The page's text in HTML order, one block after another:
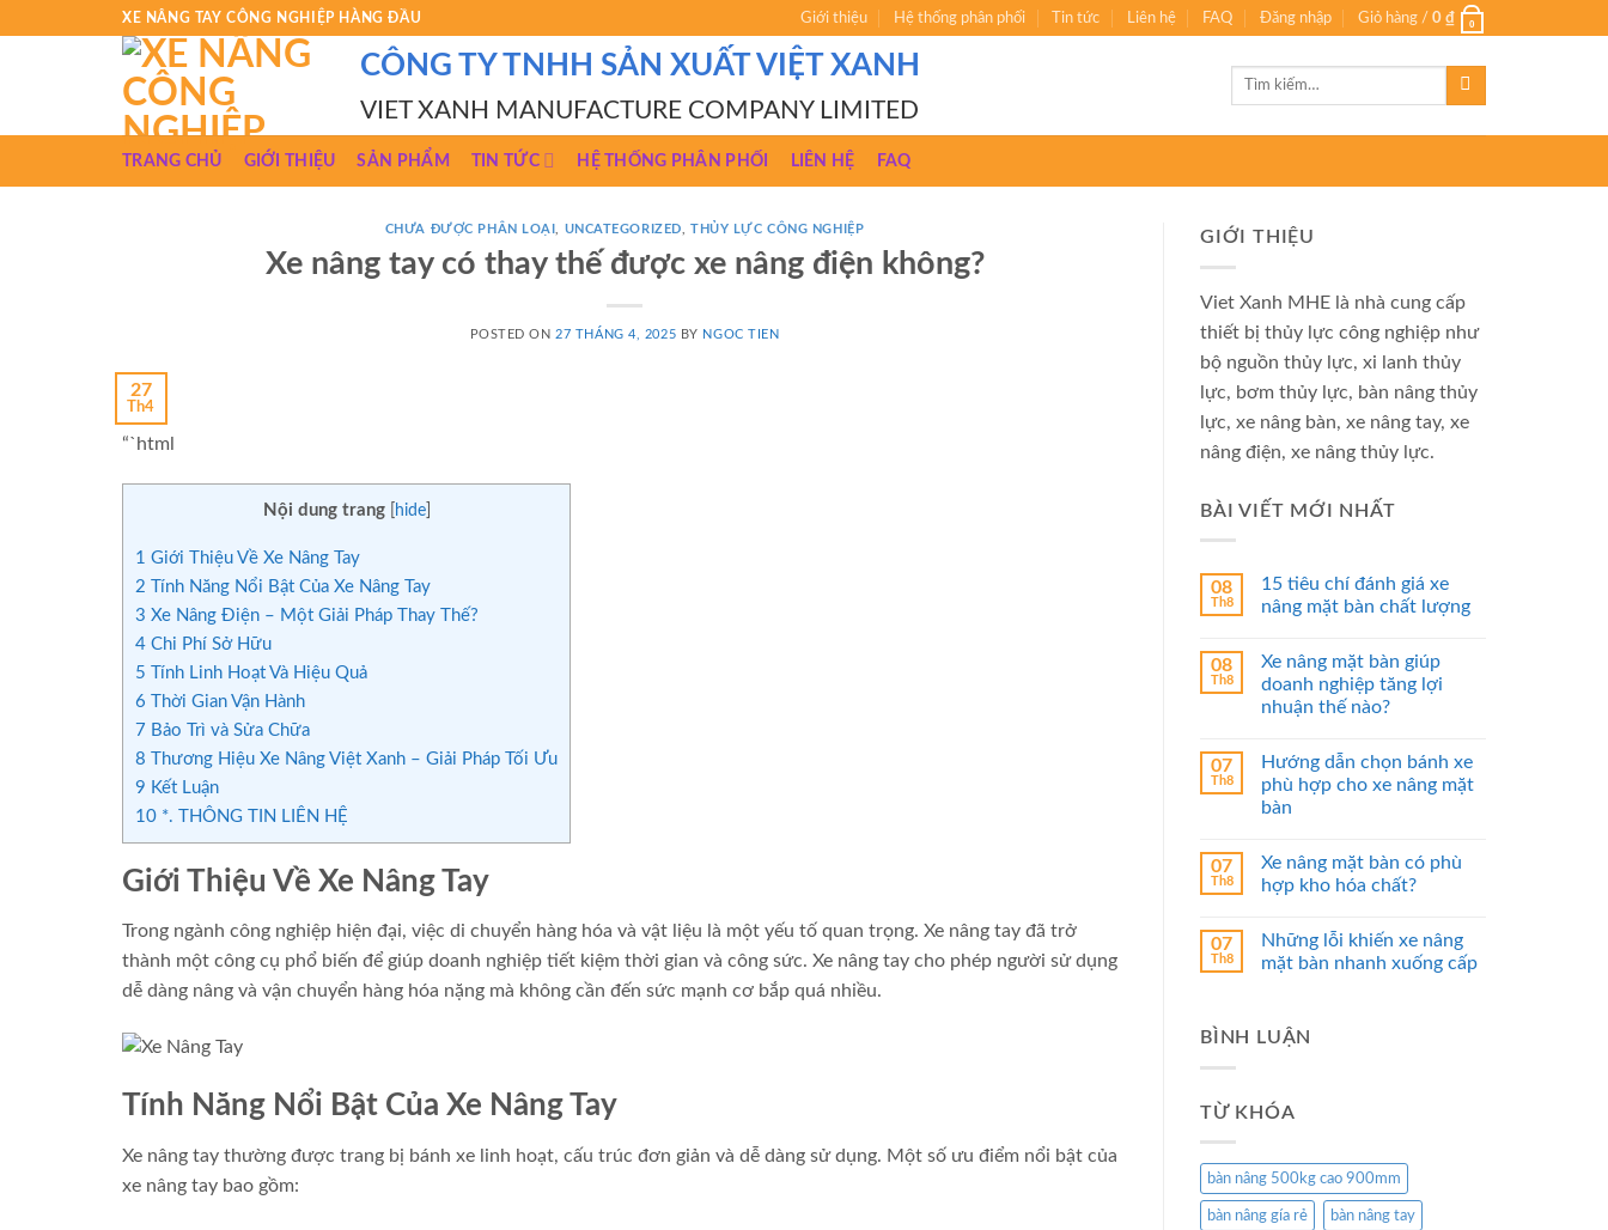
XE NÂNG TAY CÔNG NGHIỆP HÀNG ĐẦU Giới thiệu Hệ thống phân phối Tin tức Liên hệ FAQ Đăng nhập Giỏ hàng / 0 ₫ 0
CÔNG TY TNHH SẢN XUẤT VIỆT XANH
VIET XANH MANUFACTURE COMPANY LIMITED
Tìm
TRANG CHỦ GIỚI THIỆU SẢN PHẨM TIN TỨC HỆ THỐNG PHÂN PHỐI LIÊN HỆ FAQ
CHƯA ĐƯỢC PHÂN LOẠI UNCATEGORIZED THỦY LỰC CÔNG NGHIỆP
Xe nâng tay có thay thế được xe nâng điện không?
POSTED ON 27 THÁNG 4, 2025 BY NGOC TIEN
27
Th4
“`html
Nội dung trang hide]
1 Giới Thiệu Về Xe Nâng Tay
2 Tính Năng Nổi Bật Của Xe Nâng Tay
3 Xe Nâng Điện – Một Giải Pháp Thay Thế?
4 Chi Phí Sở Hữu
5 Tính Linh Hoạt Và Hiệu Quả
6 Thời Gian Vận Hành
7 Bảo Trì và Sửa Chữa
8 Thương Hiệu Xe Nâng Việt Xanh – Giải Pháp Tối Ưu
9 Kết Luận
10 *. THÔNG TIN LIÊN HỆ
Giới Thiệu Về Xe Nâng Tay
Trong ngành công nghiệp hiện đại, việc di chuyển hàng hóa và vật liệu là một yếu tố quan trọng. Xe nâng tay đã trở
thành một công cụ phổ biến để giúp doanh nghiệp tiết kiệm thời gian và công sức. Xe nâng tay cho phép người sử dụng
dễ dàng nâng và vận chuyển hàng hóa nặng mà không cần đến sức mạnh cơ bắp quá nhiều.
Tính Năng Nổi Bật Của Xe Nâng Tay
Xe nâng tay thường được trang bị bánh xe linh hoạt, cấu trúc đơn giản và dễ dàng sử dụng. Một số ưu điểm nổi bật của
xe nâng tay bao gồm:
GIỚI THIỆU
Viet Xanh MHE là nhà cung cấp
thiết bị thủy lực công nghiệp như
bộ nguồn thủy lực, xi lanh thủy
lực, bơm thủy lực, bàn nâng thủy
lực, xe nâng bàn, xe nâng tay, xe
nâng điện, xe nâng thủy lực.
BÀI VIẾT MỚI NHẤT
08
Th8
15 tiêu chí đánh giá xe
nâng mặt bàn chất lượng
08
Th8
Xe nâng mặt bàn giúp
doanh nghiệp tăng lợi
nhuận thế nào?
07
Th8
Hướng dẫn chọn bánh xe
phù hợp cho xe nâng mặt
bàn
07
Th8
Xe nâng mặt bàn có phù
hợp kho hóa chất?
07
Th8
Những lỗi khiến xe nâng
mặt bàn nhanh xuống cấp
BÌNH LUẬN
TỪ KHÓA
bàn nâng 500kg cao 900mm
bàn nâng gía rẻ bàn nâng tay